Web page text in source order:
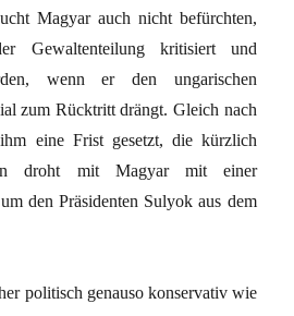
Magyar auch nicht befürchten,
Gewaltenteilung kritisiert und
wenn er den ungarischen
zum Rücktritt drängt. Gleich nach
eine Frist gesetzt, die kürzlich
droht mit Magyar mit einer
den Präsidenten Sulyok aus dem
politisch genauso konservativ wie